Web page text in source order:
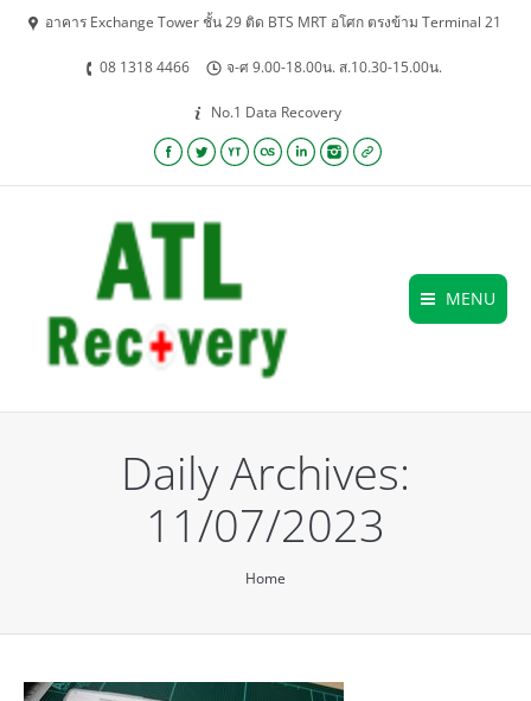
อาคาร Exchange Tower ชั้น 29 ติด BTS MRT อโศก ตรงข้าม Terminal 21
08 1318 4466 จ-ศ 9.00-18.00น. ส.10.30-15.00น.
No.1 Data Recovery
Facebook
TwitterYouTubeLastfmLinkedinInstagram
Website
MENU
Daily Archives:
11/07/2023
Home